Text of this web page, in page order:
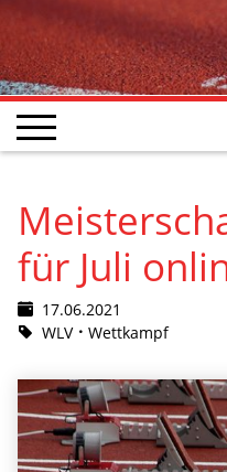
für Juli
17.06.2021
WLV
Wettkampf